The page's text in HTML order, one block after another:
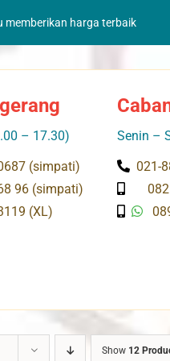
memberikan harga terbaik
– 17.30)
(simpati)
96 (simpati)
(XL)
Senin –
021-
Show 12